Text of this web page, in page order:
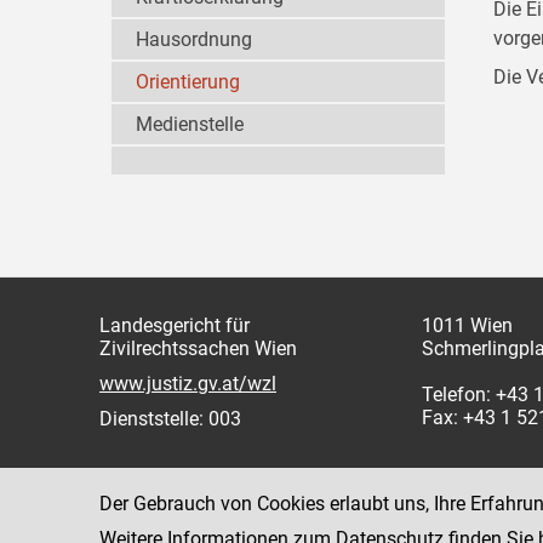
Die
Die
Hausordnung
Orientierung
Medienstelle
Landesgericht für
Zivilrechtssachen Wien
www.justiz.gv.at/wzl
Dienststelle: 003
1011 Wien
Telefon: +43
Fax: +43 1
Der Gebrauch von Cookies erlaubt uns, Ihre